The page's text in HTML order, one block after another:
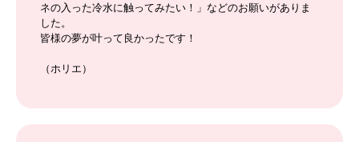
ネの入った冷水に触ってみたい！」などのお願いがありま
した。
皆様の夢が叶って良かったです！
（ホリエ）